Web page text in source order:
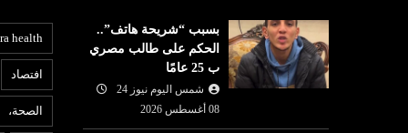
بسبب “شريحة هاتف”..
الحكم على طالب مصري
ب 25 عامًا
شمس اليوم نيوز 24
08 أغسطس 2026
health
افتصاد
الصحة،